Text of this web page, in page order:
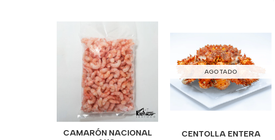
CAMARÓN NACIONAL
AGOTADO
CENTOLLA ENTERA